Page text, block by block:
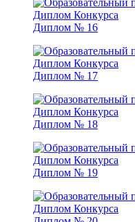
Диплом № 16
Диплом № 17
Диплом № 18
Диплом № 19